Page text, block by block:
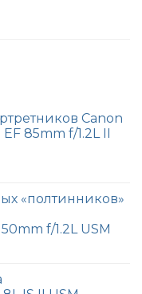
Canon
85mm f/1.2L II
«полтинников»
f/1.2L USM